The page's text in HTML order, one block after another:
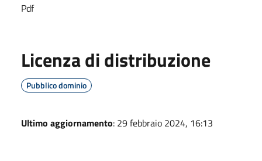
Pdf
Licenza di distribuzione
Pubblico dominio
Ultimo aggiornamento: 29 febbraio 2024, 16:13